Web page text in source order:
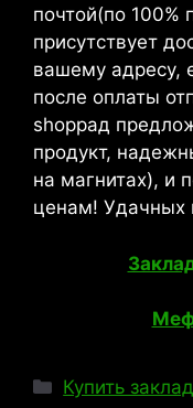
почтой(по 100%
присутствует
вашему адресу,
после оплаты
shopрад
продукт,
на магнитах), и
ценам! Удачных
Рубрики
Купить